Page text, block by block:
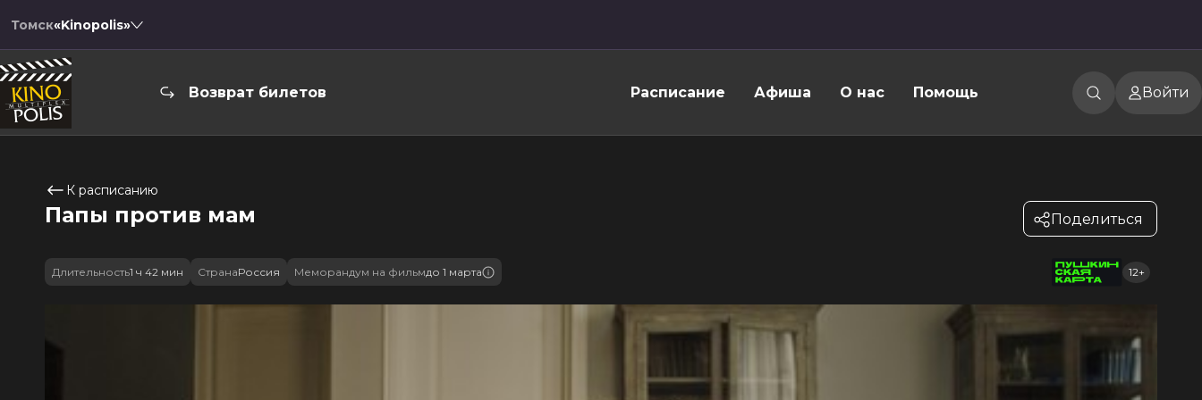
Томск«Kinopolis»
Возврат билетов Расписание Афиша О нас Помощь Войти
К расписанию
Папы против мам Поделиться
Длительность1 ч 42 мин СтранаРоссия Меморандум на фильмдо 1 марта 12+